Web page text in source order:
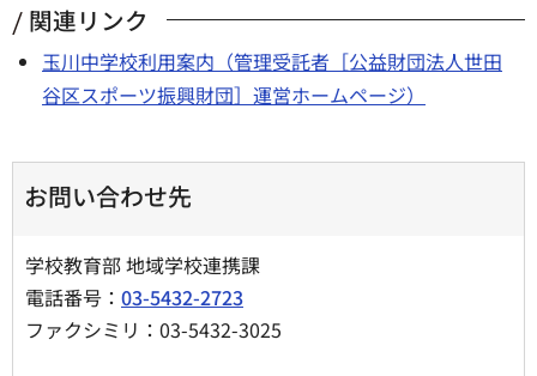
関連リンク
玉川中学校利用案内（管理受託者［公益財団法人世田
谷区スポーツ振興財団］運営ホームページ）
お問い合わせ先
学校教育部 地域学校連携課
電話番号： 03-5432-2723
ファクシミリ：03-5432-3025